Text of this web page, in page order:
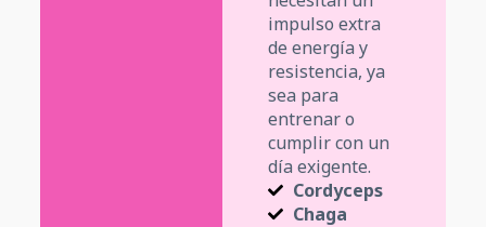
impulso extra
de energía y
resistencia, ya
sea para
entrenar o
cumplir con un
día exigente.
Cordyceps
Chaga